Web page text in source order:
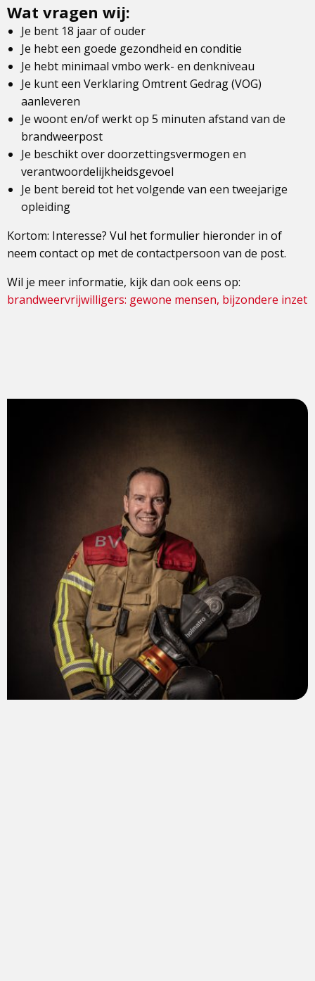
Wat vragen wij:
Je bent 18 jaar of ouder
Je hebt een goede gezondheid en conditie
Je hebt minimaal vmbo werk- en denkniveau
Je kunt een Verklaring Omtrent Gedrag (VOG)
aanleveren
Je woont en/of werkt op 5 minuten afstand van de
brandweerpost
Je beschikt over doorzettingsvermogen en
verantwoordelijkheidsgevoel
Je bent bereid tot het volgende van een tweejarige
opleiding
Kortom: Interesse? Vul het formulier hieronder in of
neem contact op met de contactpersoon van de post.
Wil je meer informatie, kijk dan ook eens op:
brandweervrijwilligers: gewone mensen, bijzondere inzet